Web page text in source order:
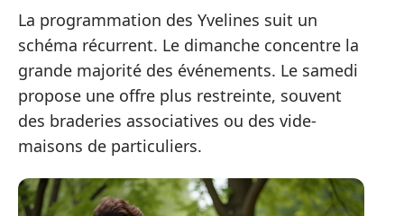
La programmation des Yvelines suit un
schéma récurrent. Le dimanche concentre la
grande majorité des événements. Le samedi
propose une offre plus restreinte, souvent
des braderies associatives ou des vide-
maisons de particuliers.